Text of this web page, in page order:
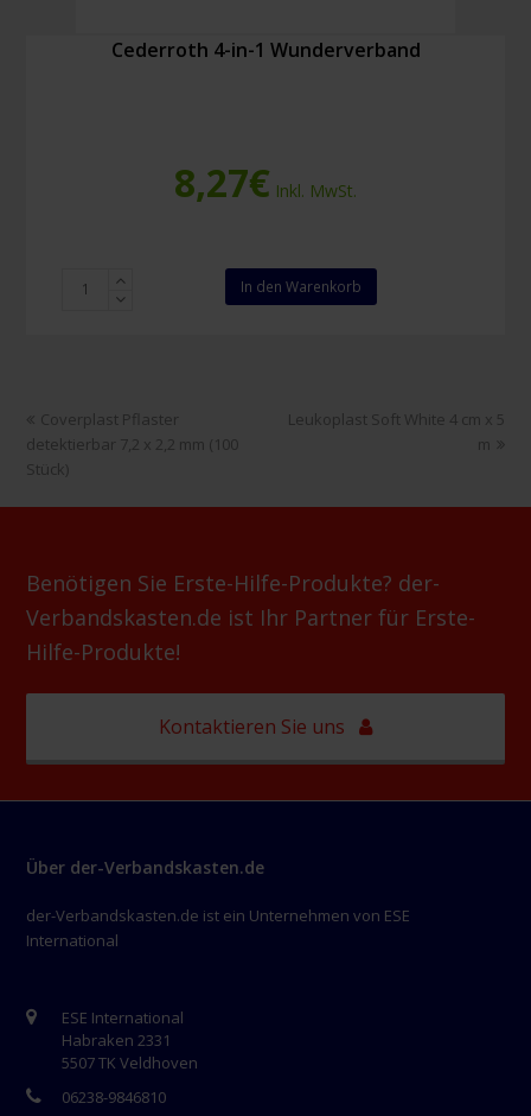
Cederroth 4-in-1 Wunderverband
8,27€ Inkl. MwSt.
Cederroth
In den Warenkorb
vorheriger
Beitrag:
Coverplast Pflaster
detektierbar 7,2 x 2,2 mm (100
Stück)
Nächster
Leukoplast Soft White 4 cm x 5
m
Benötigen Sie Erste-Hilfe-Produkte? der-
Verbandskasten.de ist Ihr Partner für Erste-
Hilfe-Produkte!
Kontaktieren Sie uns
Über der-Verbandskasten.de
der-Verbandskasten.de ist ein Unternehmen von ESE
International
ESE International
Habraken 2331
5507 TK Veldhoven
06238-9846810